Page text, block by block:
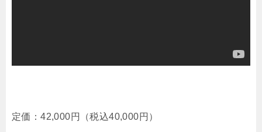
定価：42,000円（税込40,000円）